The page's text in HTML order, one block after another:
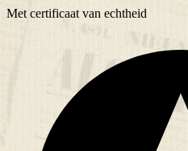
Met certificaat van echtheid